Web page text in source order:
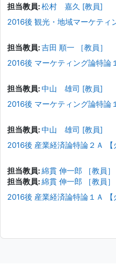
担当教員:松村 嘉久 [教員]
2016後 観光・地域マーケティ
担当教員:吉田 順一 ［教員］
2016後 マーケティング論特論
担当教員:中山 雄司 [教員]
2016後 マーケティング論特論
担当教員:中山 雄司 [教員]
2016後 産業経済論特論２Ａ 【
担当教員:綿貫 伸一郎 ［教員］
担当教員:綿貫 伸一郎 ［教員］
2016後 産業経済論特論１Ａ 【